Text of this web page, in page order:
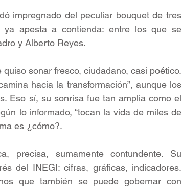
impregnado del peculiar bouquet de tres
apesta a contienda: entre los que se
y Alberto Reyes.
sonar fresco, ciudadano, casi poético.
hacia la transformación”, aunque los
Eso sí, su sonrisa fue tan amplia como el
lo informado, “tocan la vida de miles de
es ¿cómo?.
precisa, sumamente contundente. Su
del INEGI: cifras, gráficas, indicadores.
que también se puede gobernar con